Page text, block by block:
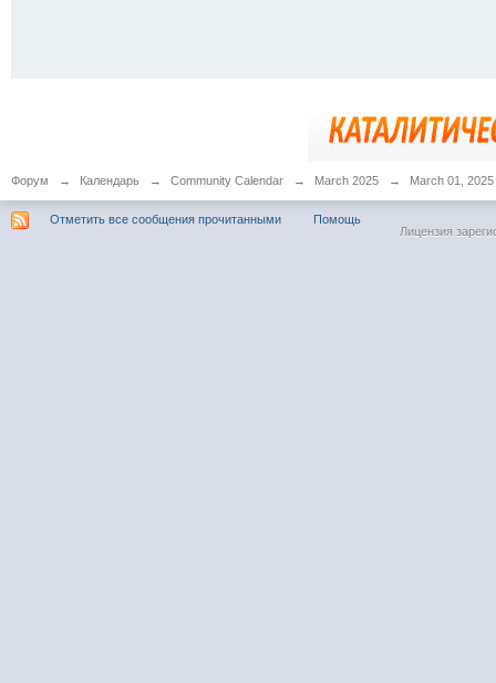
Форум → Календарь → Community Calendar → March 2025 → March 01, 2025
Отметить все сообщения прочитанными
Помощь
Лицензия